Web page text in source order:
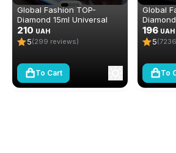
Global Fashion TOP-
Diamond 15ml Universal
Non-Stick Topcoat
(Top/Finish)
210 UAH
5(299 reviews)
To Cart
Global
non-
(top/
196 UAH
5
To